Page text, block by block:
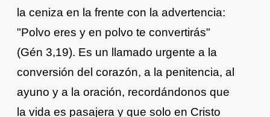
la ceniza en la frente con la advertencia:
"Polvo eres y en polvo te convertirás"
(Gén 3,19). Es un llamado urgente a la
conversión del corazón, a la penitencia, al
ayuno y a la oración, recordándonos que
la vida es pasajera y que solo en Cristo